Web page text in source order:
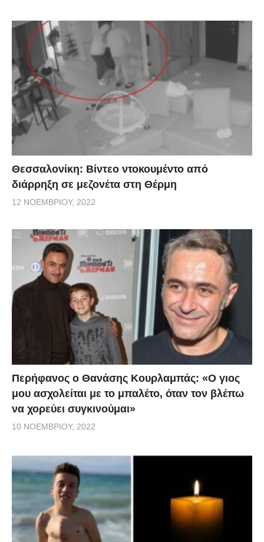
Θεσσαλονίκη: Βίντεο ντοκουμέντο από
διάρρηξη σε μεζονέτα στη Θέρμη
12 ΝΟΕΜΒΡΊΟΥ, 2022
Περήφανος ο Θανάσης Κουρλαμπάς: «Ο γιος
μου ασχολείται με το μπαλέτο, όταν τον βλέπω
να χορεύει συγκινούμαι»
10 ΝΟΕΜΒΡΊΟΥ, 2022